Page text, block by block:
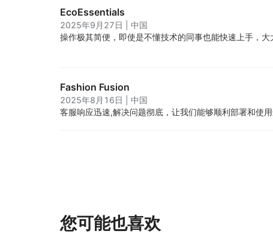
EcoEssentials
2025年9月27日
中国
操作极其简便，即使是不懂技术的同事也能快速上手，大
Fashion Fusion
2025年8月16日
中国
客服响应迅速,解决问题彻底，让我们能够顺利部署和使用
您可能也喜欢